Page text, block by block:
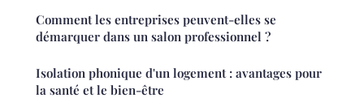
Comment les entreprises peuvent-elles se
démarquer dans un salon professionnel ?
Isolation phonique d'un logement : avantages pour
la santé et le bien-être